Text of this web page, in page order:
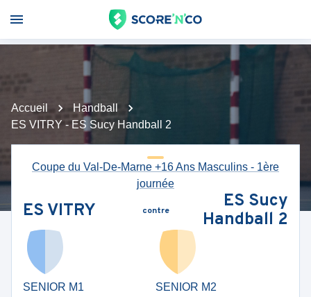
Accueil
Handball
ES VITRY - ES Sucy Handball 2
Coupe du Val-De-Marne +16 Ans Masculins - 1ère
journée
ES VITRY contre
ES Sucy
Handball 2
SENIOR M1
SENIOR M2